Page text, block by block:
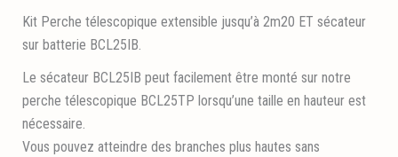
Kit Perche télescopique extensible jusqu’à 2m20 ET sécateur
sur batterie BCL25IB.
Le sécateur BCL25IB peut facilement être monté sur notre
perche télescopique BCL25TP lorsqu’une taille en hauteur est
nécessaire.
Vous pouvez atteindre des branches plus hautes sans